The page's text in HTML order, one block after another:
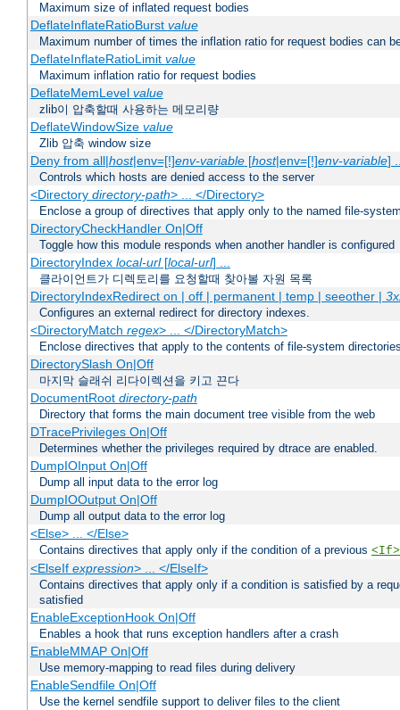
Maximum size of inflated request bodies
DeflateInflateRatioBurst value
Maximum number of times the inflation ratio for request bodies can
DeflateInflateRatioLimit value
Maximum inflation ratio for request bodies
DeflateMemLevel value
zlib이 압축할때 사용하는 메모리량
DeflateWindowSize value
Zlib 압축 window size
Deny from all|host|env=[!]env-variable[host|env=[!]env-variable]
Controls which hosts are denied access to the server
<Directory directory-path> ... </Directory>
Enclose a group of directives that apply only to the named file-
DirectoryCheckHandler On|Off
Toggle how this module responds when another handler is configured
DirectoryIndex local-url[local-url] ...
클라이언트가 디렉토리를 요청할때 찾아볼 자원 목록
DirectoryIndexRedirect on | off | permanent | temp | seeother |
Configures an external redirect for directory indexes.
<DirectoryMatch regex> ... </DirectoryMatch>
Enclose directives that apply to the contents of file-system
DirectorySlash On|Off
마지막 슬래쉬 리다이렉션을 키고 끈다
DocumentRoot directory-path
Directory that forms the main document tree visible from the web
DTracePrivileges On|Off
Determines whether the privileges required by dtrace are enabled.
DumpIOInput On|Off
Dump all input data to the error log
DumpIOOutput On|Off
Dump all output data to the error log
<Else> ... </Else>
Contains directives that apply only if the condition of a previous <If>
<ElseIf expression> ... </ElseIf>
Contains directives that apply only if a condition is satisfied by a
satisfied
EnableExceptionHook On|Off
Enables a hook that runs exception handlers after a crash
EnableMMAP On|Off
Use memory-mapping to read files during delivery
EnableSendfile On|Off
Use the kernel sendfile support to deliver files to the client